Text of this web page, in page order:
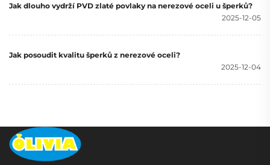
Jak dlouho vydrží PVD zlaté povlaky na nerezové oceli u šperků?
2025-12-05
Jak posoudit kvalitu šperků z nerezové oceli?
2025-12-04